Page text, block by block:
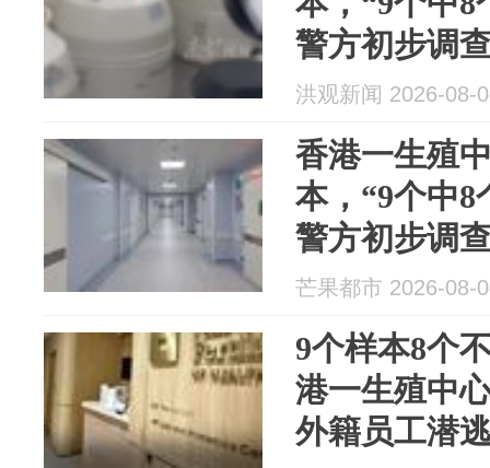
警方初步调
籍员工，抽
件被列为“诈
洪观新闻 2026-08-
香港一生殖
本，“9个中8
警方初步调
籍员工，抽
芒果都市 2026-08-
9个样本8个
港一生殖中
外籍员工潜